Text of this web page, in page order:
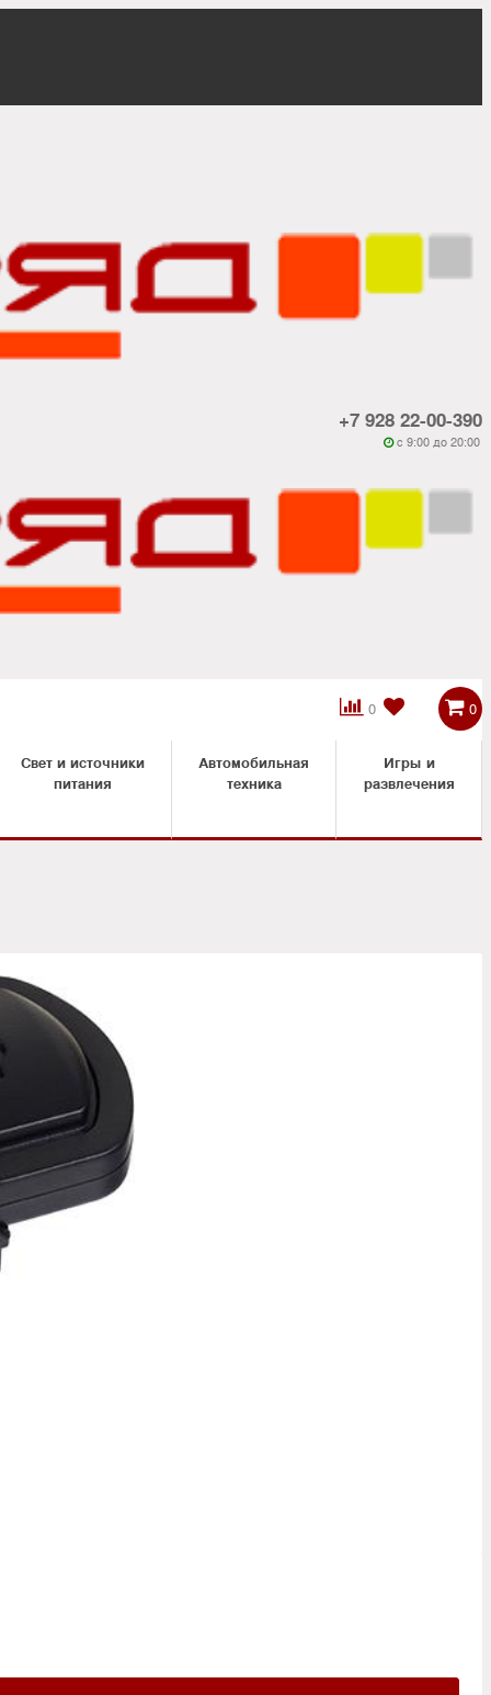
+7 928 22-00-390
 c 9:00 до 20:00
0

 0
Свет и источники
питания
Автомобильная
техника
Игры и
развлечения